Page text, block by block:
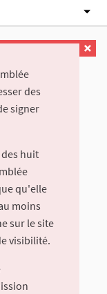
des
signer
huit
qu'elle
moins
sur le site
visibilité.